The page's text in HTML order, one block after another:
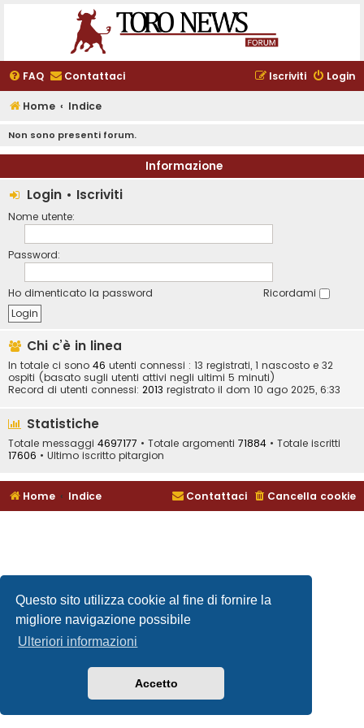
Questo sito utilizza cookie al fine di fornire la
migliore navigazione possibile
Ulteriori informazioni
Accetto
FAQ Contattaci Login
Iscriviti
Home Indice
Non sono presenti forum.
Informazione
Login • Iscriviti
Nome utente:
Password:
Ho dimenticato la password Ricordami
Chi c’è in linea
In totale ci sono 46 utenti connessi : 13 registrati, 1 nascosto e 32
ospiti (basato sugli utenti attivi negli ultimi 5 minuti)
Record di utenti connessi: 2013 registrato il dom 10 ago 2025, 6:33
Statistiche
Totale messaggi 4697177 • Totale argomenti 71884 • Totale iscritti
17606 • Ultimo iscritto pitargion
Home Indice Cancella cookie
Contattaci